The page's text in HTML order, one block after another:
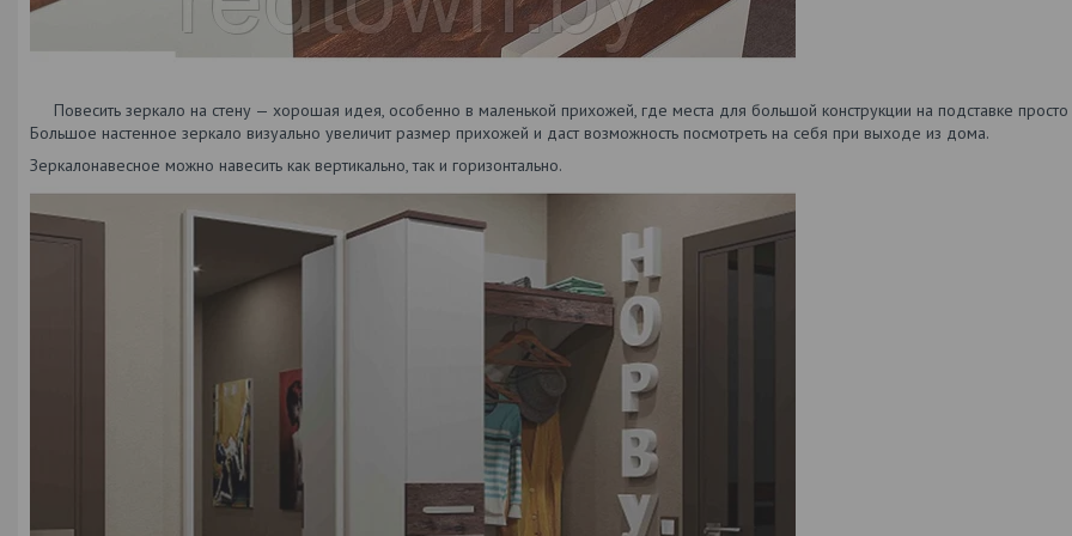
Повесить зеркало на стену — хорошая идея, особенно в маленькой прихожей, где места для большой конструкции на подставке просто
Большое настенное зеркало визуально увеличит размер прихожей и даст возможность посмотреть на себя при выходе из дома.
Зеркалонавесное можно навесить как вертикально, так и горизонтально.